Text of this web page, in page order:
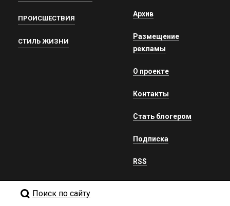
ПРОИСШЕСТВИЯ
СТИЛЬ ЖИЗНИ
Архив
Размещение
рекламы
О проекте
Контакты
Стать блогером
Подписка
RSS
Поиск по сайту